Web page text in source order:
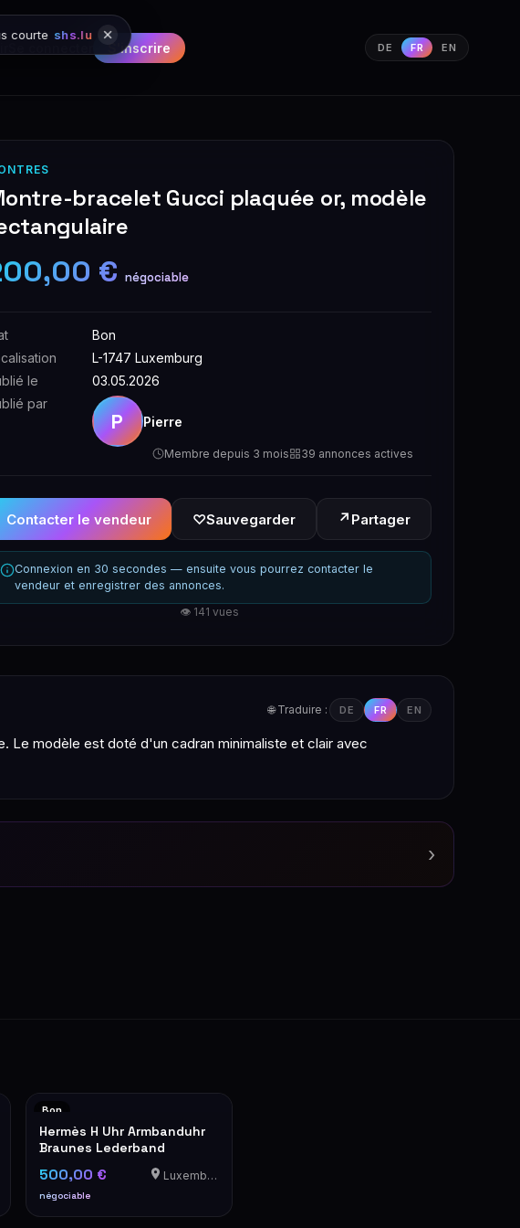
S'inscrire DE FR EN
courte shs.lu
bracelet Gucci plaquée or, modèle
€ négociable
Bon
L-1747 Luxemburg
le
03.05.2026
par
P Pierre
Membre depuis 3 mois 39 annonces actives
Contacter le vendeur ♡Sauvegarder ↗ Partager
Connexion en 30 secondes — ensuite vous pourrez contacter le
vendeur et enregistrer des annonces.
👁 141 vues
🌐 Traduire : DE FR EN
Le modèle est doté d'un cadran minimaliste et clair avec
›
Bon
Hermès H Uhr Armbanduhr
Braunes Lederband
500,00 €
négociable
Luxemburg